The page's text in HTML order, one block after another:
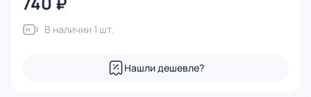
В наличии 1 шт.
Нашли дешевле?